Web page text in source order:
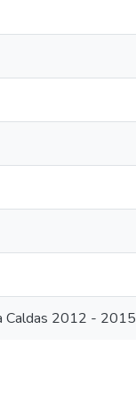
Caldas 2012 - 2015